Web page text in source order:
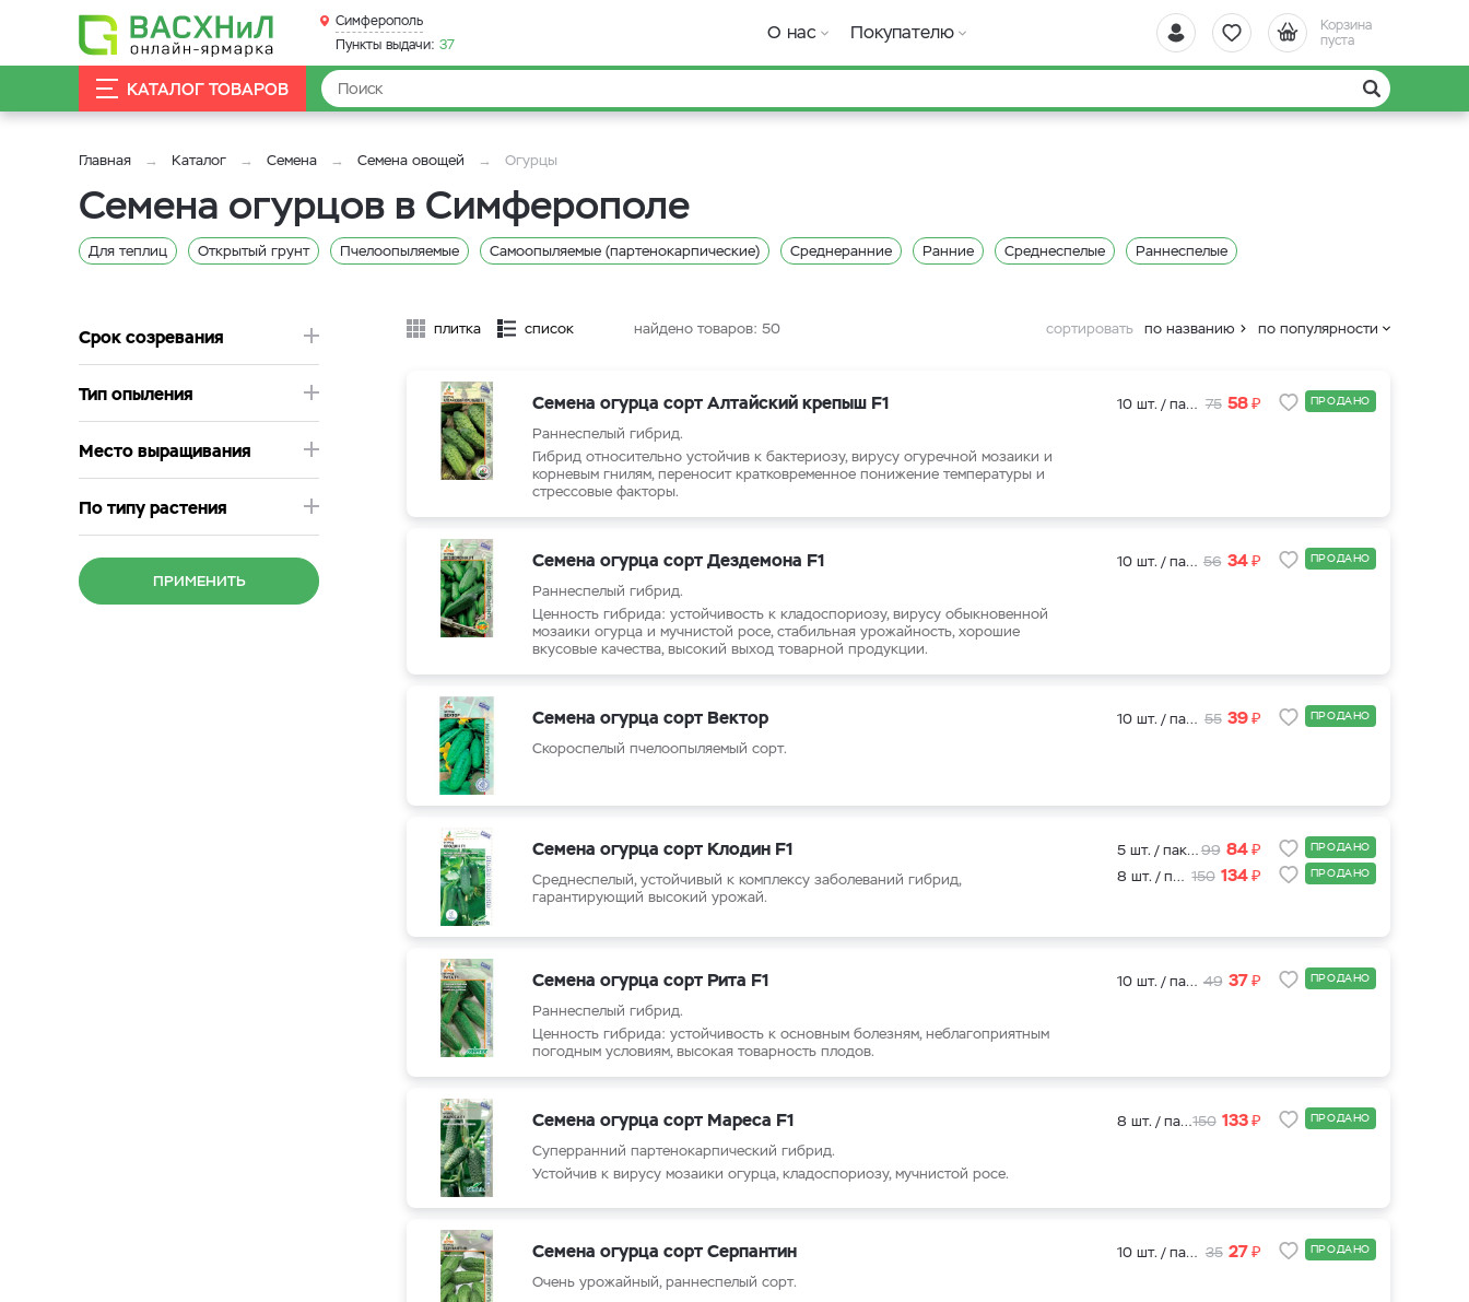
Корзина
пуста
Симферополь
Пункты выдачи: 37
О нас Покупателю
КАТАЛОГ ТОВАРОВ
Главная Каталог Семена Семена овощей Огурцы
Семена огурцов в Симферополе
Для теплиц Открытый грунт Пчелоопыляемые Самоопыляемые (партенокарпические) Среднеранние Ранние Среднеспелые Раннеспелые
Срок созревания
Тип опыления
Место выращивания
По типу растения
ПРИМЕНИТЬ
плитка список найдено товаров: 50 сортировать по названию по популярности
Семена огурца сорт Алтайский крепыш F1
Раннеспелый гибрид.
Гибрид относительно устойчив к бактериозу, вирусу огуречной мозаики и
корневым гнилям, переносит кратковременное понижение температуры и
стрессовые факторы.
10 шт. / пакет 75 58₽ ПРОДАНО
Семена огурца сорт Дездемона F1
Раннеспелый гибрид.
Ценность гибрида: устойчивость к кладоспориозу, вирусу обыкновенной
мозаики огурца и мучнистой росе, стабильная урожайность, хорошие
вкусовые качества, высокий выход товарной продукции.
10 шт. / пакет 56 34₽ ПРОДАНО
Семена огурца сорт Вектор
Скороспелый пчелоопыляемый сорт.
10 шт. / пакет 55 39₽ ПРОДАНО
Семена огурца сорт Клодин F1
Среднеспелый, устойчивый к комплексу заболеваний гибрид,
гарантирующий высокий урожай.
5 шт. / пакет99 84₽ ПРОДАНО
8 шт. / пакет 150 134₽ ПРОДАНО
Семена огурца сорт Рита F1
Раннеспелый гибрид.
Ценность гибрида: устойчивость к основным болезням, неблагоприятным
погодным условиям, высокая товарность плодов.
10 шт. / пакет 49 37₽ ПРОДАНО
Семена огурца сорт Мареса F1
Суперранний партенокарпический гибрид.
Устойчив к вирусу мозаики огурца, кладоспориозу, мучнистой росе.
8 шт. / пакет150 133₽ ПРОДАНО
Семена огурца сорт Серпантин
Очень урожайный, раннеспелый сорт.
10 шт. / пакет 35 27₽ ПРОДАНО